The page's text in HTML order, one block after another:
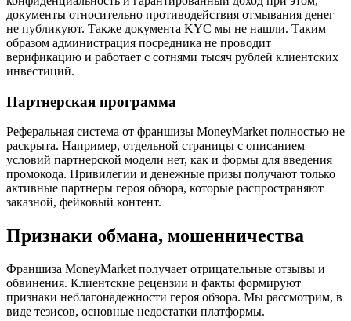
документы относительно противодействия отмывания денег
не публикуют. Также документа KYC мы не нашли. Таким
образом администрация посредника не проводит
верификацию и работает с сотнями тысяч рублей клиентских
инвестиций.
Партнерская программа
Реферальная система от франшизы MoneyMarket полностью не
раскрыта. Например, отдельной страницы с описанием
условий партнерской модели нет, как и формы для введения
промокода. Привилегии и денежные призы получают только
активные партнеры героя обзора, которые распространяют
заказной, фейковый контент.
Признаки обмана, мошенничества
Франшиза MoneyMarket получает отрицательные отзывы и
обвинения. Клиентские рецензии и факты формируют
признаки неблагонадежности героя обзора. Мы рассмотрим, в
виде тезисов, основные недостатки платформы.